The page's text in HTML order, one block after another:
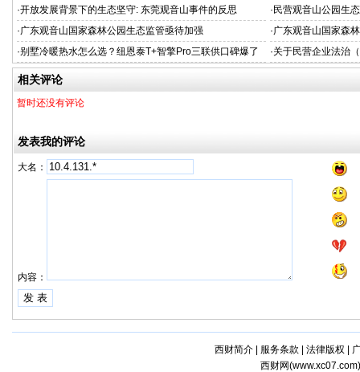
态闭环，开启户外动力运动黄金时代
业空调新标准
·开放发展背景下的生态坚守: 东莞观音山事件的反思 · 民营观音山公园生
·广东观音山国家森林公园生态监管亟待加强 ·广东观音山国家森
·别墅冷暖热水怎么选？纽恩泰T+智擎Pro三联供口碑爆了 ·关于民营企业法治
（三）
相关评论
暂时还没有评论
发表我的评论
大名：
内容：
西财简介| 服务条款 法律版权
西财网(www.xc07.com